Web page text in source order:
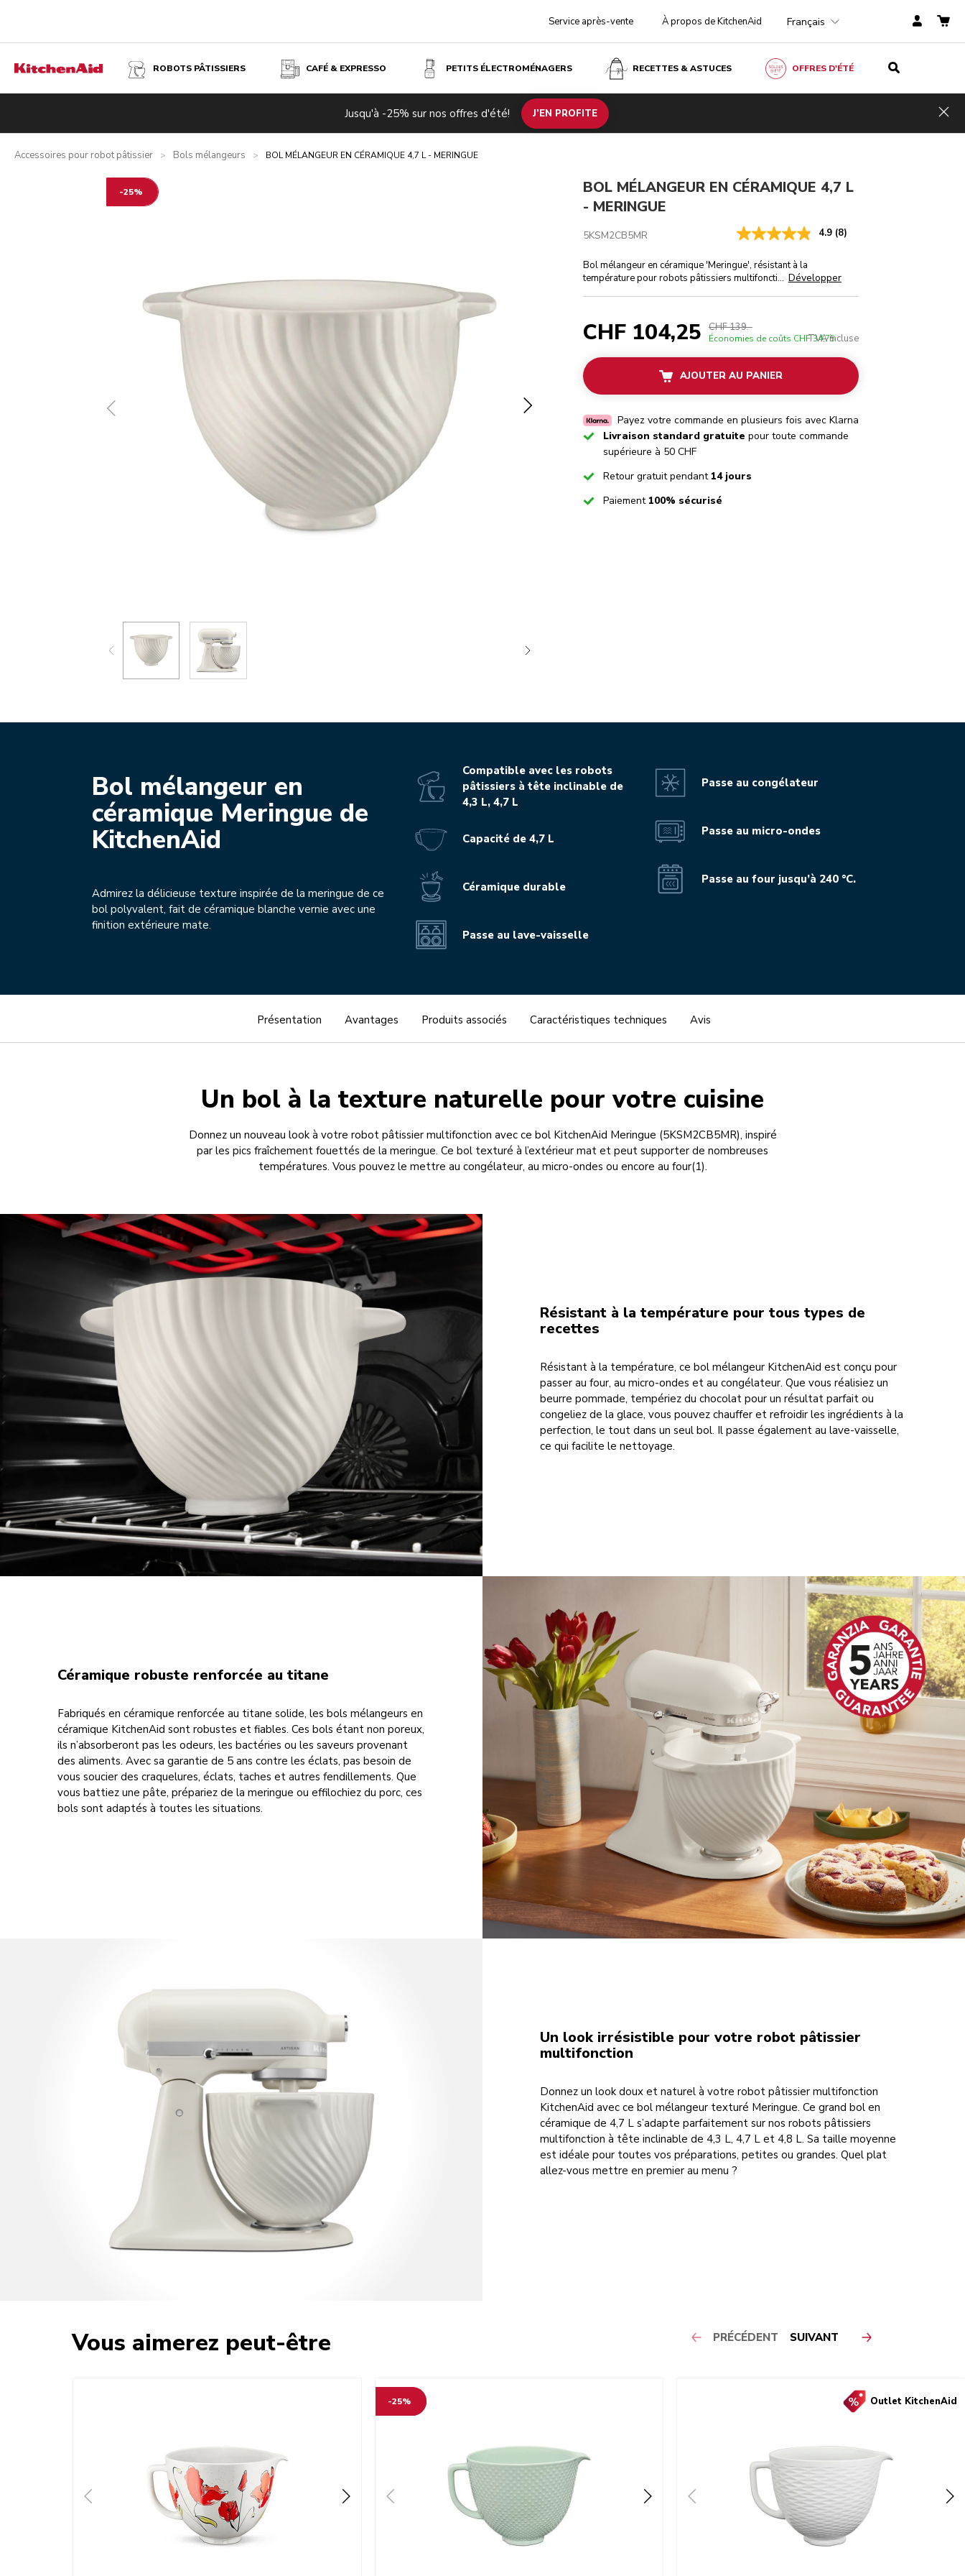
Service après-vente À propos de KitchenAid Français
ROBOTS PÂTISSIERS CAFÉ & EXPRESSO PETITS ÉLECTROMÉNAGERS RECETTES & ASTUCES OFFRES D'ÉTÉ
Jusqu'à -25% sur nos offres d'été! J’EN PROFITE
Accessoires pour robot pâtissier > Bols mélangeurs > BOL MÉLANGEUR EN CÉRAMIQUE 4,7 L - MERINGUE
Caractéristiques techniques Avis
CHF 139.-
-25%
BOL MÉLANGEUR EN CÉRAMIQUE 4,7 L
- MERINGUE
5KSM2CB5MR 4.9 (8)
Bol mélangeur en céramique 'Meringue', résistant à la
température pour robots pâtissiers multifoncti... Développer
CHF 104,25 CHF 139.-
Économies de coûts CHF 34,75
TVA incluse
AJOUTER AU PANIER
Payez votre commande en plusieurs fois avec Klarna
CheckedLivraison standard gratuite pour toute commande
supérieure à 50 CHF
CheckedRetour gratuit pendant 14 jours
CheckedPaiement 100% sécurisé
Bol mélangeur en
céramique Meringue de
KitchenAid
Admirez la délicieuse texture inspirée de la meringue de ce
bol polyvalent, fait de céramique blanche vernie avec une
finition extérieure mate.
Compatible avec les robots
pâtissiers à tête inclinable de
4,3 L, 4,7 L
Capacité de 4,7 L
Céramique durable
Passe au lave-vaisselle
Passe au congélateur
Passe au micro-ondes
Passe au four jusqu’à 240 °C.
Présentation Avantages Produits associés Caractéristiques techniques Avis
Un bol à la texture naturelle pour votre cuisine
Donnez un nouveau look à votre robot pâtissier multifonction avec ce bol KitchenAid Meringue (5KSM2CB5MR), inspiré
par les pics fraîchement fouettés de la meringue. Ce bol texturé à l’extérieur mat et peut supporter de nombreuses
températures. Vous pouvez le mettre au congélateur, au micro-ondes ou encore au four(1).
Résistant à la température pour tous types de
recettes
Résistant à la température, ce bol mélangeur KitchenAid est conçu pour
passer au four, au micro-ondes et au congélateur. Que vous réalisiez un
beurre pommade, tempériez du chocolat pour un résultat parfait ou
congeliez de la glace, vous pouvez chauffer et refroidir les ingrédients à la
perfection, le tout dans un seul bol. Il passe également au lave-vaisselle,
ce qui facilite le nettoyage.
Céramique robuste renforcée au titane
Fabriqués en céramique renforcée au titane solide, les bols mélangeurs en
céramique KitchenAid sont robustes et fiables. Ces bols étant non poreux,
ils n’absorberont pas les odeurs, les bactéries ou les saveurs provenant
des aliments. Avec sa garantie de 5 ans contre les éclats, pas besoin de
vous soucier des craquelures, éclats, taches et autres fendillements. Que
vous battiez une pâte, prépariez de la meringue ou effilochiez du porc, ces
bols sont adaptés à toutes les situations.
Un look irrésistible pour votre robot pâtissier
multifonction
Donnez un look doux et naturel à votre robot pâtissier multifonction
KitchenAid avec ce bol mélangeur texturé Meringue. Ce grand bol en
céramique de 4,7 L s’adapte parfaitement sur nos robots pâtissiers
multifonction à tête inclinable de 4,3 L, 4,7 L et 4,8 L. Sa taille moyenne
est idéale pour toutes vos préparations, petites ou grandes. Quel plat
allez-vous mettre en premier au menu ?
Vous aimerez peut-être PRÉCÉDENT SUIVANT
-25% Outlet KitchenAid